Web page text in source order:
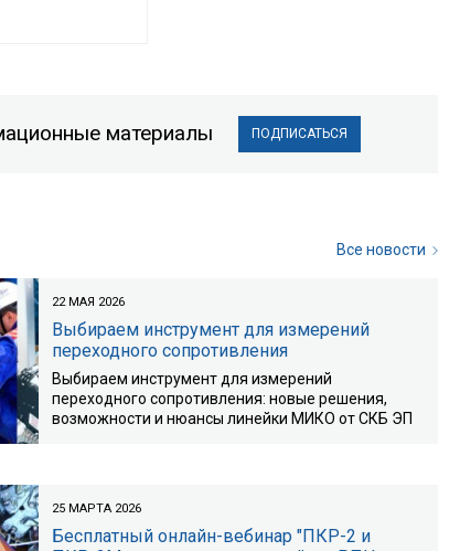
материалы ПОДПИСАТЬСЯ
Все новости
22 МАЯ 2026
Выбираем инструмент для измерений
переходного сопротивления
Выбираем инструмент для измерений
переходного сопротивления: новые решения,
возможности и нюансы линейки МИКО от СКБ ЭП
25 МАРТА 2026
Бесплатный онлайн-вебинар "ПКР-2 и